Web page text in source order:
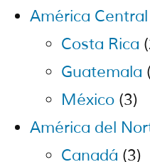
América Central
Costa Rica
Guatemala
México (3)
América del
Canadá (3)